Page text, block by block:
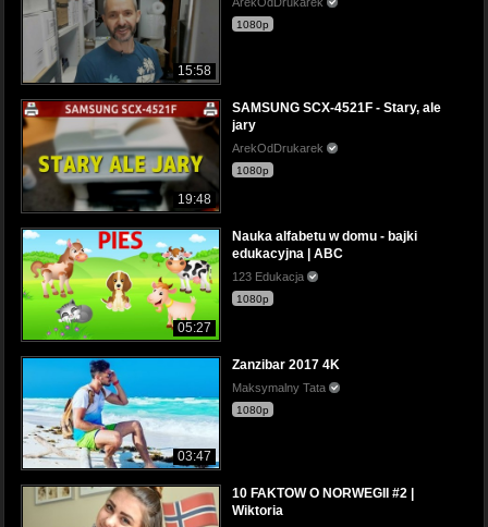
15:58
1080p
19:48
SAMSUNG SCX-4521F - Stary, ale
jary
ArekOdDrukarek
1080p
05:27
Nauka alfabetu w domu - bajki
edukacyjna | ABC
123 Edukacja
1080p
03:47
Zanzibar 2017 4K
Maksymalny Tata
1080p
10 FAKTOW O NORWEGII #2 |
Wiktoria